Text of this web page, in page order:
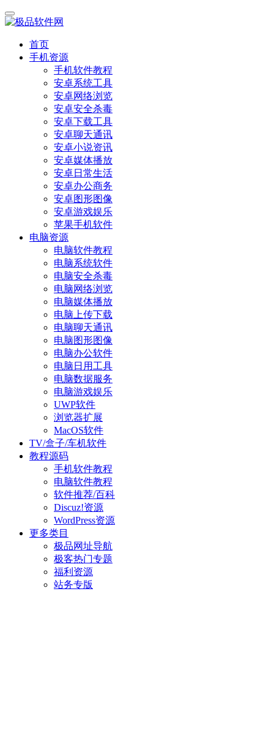
首页
手机资源
手机软件教程
安卓系统工具
安卓网络浏览
安卓安全杀毒
安卓下载工具
安卓聊天通讯
安卓小说资讯
安卓媒体播放
安卓日常生活
安卓办公商务
安卓图形图像
安卓游戏娱乐
苹果手机软件
电脑资源
电脑软件教程
电脑系统软件
电脑安全杀毒
电脑网络浏览
电脑媒体播放
电脑上传下载
电脑聊天通讯
电脑图形图像
电脑办公软件
电脑日用工具
电脑数据服务
电脑游戏娱乐
UWP软件
浏览器扩展
MacOS软件
TV/盒子/车机软件
教程源码
手机软件教程
电脑软件教程
软件推荐/百科
Discuz!资源
WordPress资源
更多类目
极品网址导航
极客热门专题
福利资源
站务专版